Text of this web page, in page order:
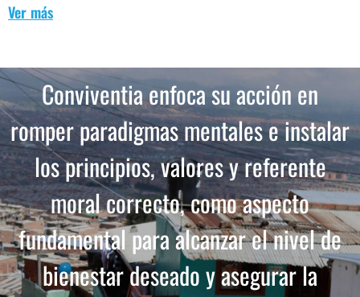
Ver más
Conviventia enfoca su acción en
romper paradigmas mentales e instalar
los principios, valores y referente
moral correcto, como aspecto
fundamental para alcanzar el nivel de
bienestar deseado y asegurar la